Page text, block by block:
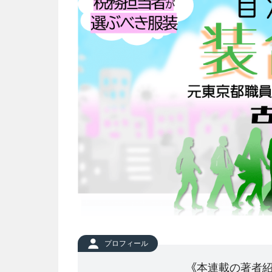
プロフィール
《本連載の著者